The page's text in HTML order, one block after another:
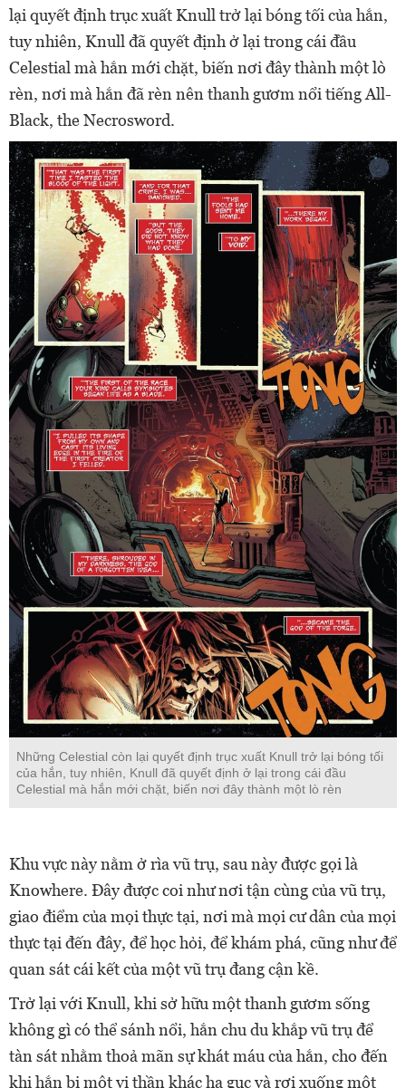
lại quyết định trục xuất Knull trở lại bóng tối của hắn,
tuy nhiên, Knull đã quyết định ở lại trong cái đầu
Celestial mà hắn mới chặt, biến nơi đây thành một lò
rèn, nơi mà hắn đã rèn nên thanh gươm nổi tiếng All-
Black, the Necrosword.
Những Celestial còn lại quyết định trục xuất Knull trở lại bóng tối
của hắn, tuy nhiên, Knull đã quyết định ở lại trong cái đầu
Celestial mà hắn mới chặt, biến nơi đây thành một lò rèn
Khu vực này nằm ở rìa vũ trụ, sau này được gọi là
Knowhere. Đây được coi như nơi tận cùng của vũ trụ,
giao điểm của mọi thực tại, nơi mà mọi cư dân của mọi
thực tại đến đây, để học hỏi, để khám phá, cũng như để
quan sát cái kết của một vũ trụ đang cận kề.
Trở lại với Knull, khi sở hữu một thanh gươm sống
không gì có thể sánh nổi, hắn chu du khắp vũ trụ để
tàn sát nhằm thoả mãn sự khát máu của hắn, cho đến
khi hắn bị một vị thần khác hạ gục và rơi xuống một